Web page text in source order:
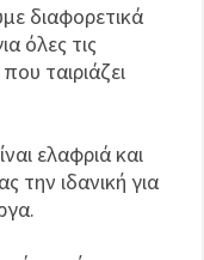
διαφορετικά
όλες τις
ταιριάζει
ελαφριά και
την ιδανική για